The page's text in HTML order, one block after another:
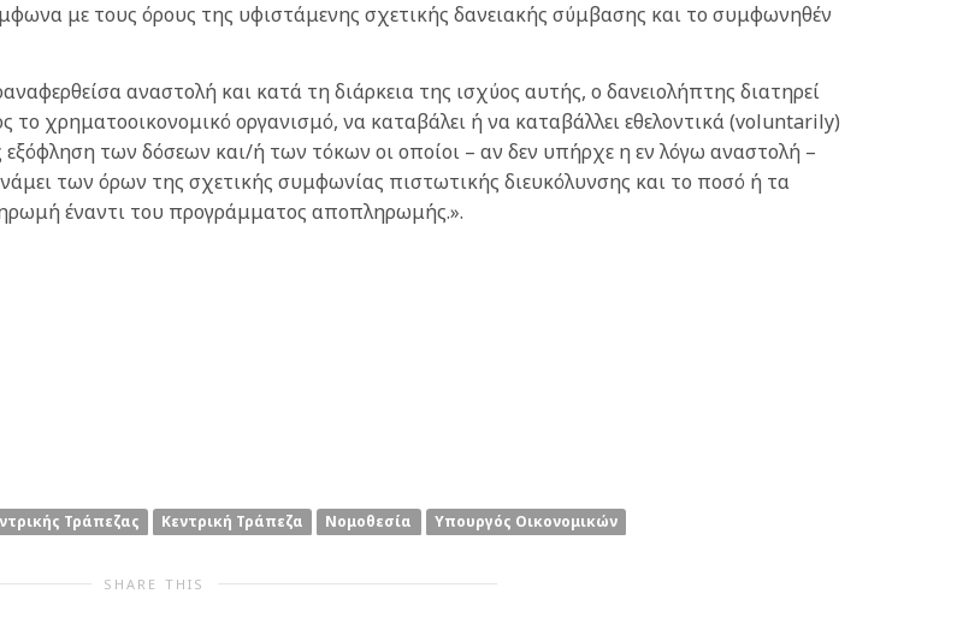
με τους όρους της υφιστάμενης σχετικής δανειακής σύμβασης και το συμφωνηθέν
αναστολή και κατά τη διάρκεια της ισχύος αυτής, ο δανειολήπτης διατηρεί
το χρηματοοικονομικό οργανισμό, να καταβάλει ή να καταβάλλει εθελοντικά (voluntarily)
των δόσεων και/ή των τόκων οι οποίοι – αν δεν υπήρχε η εν λόγω αναστολή –
των όρων της σχετικής συμφωνίας πιστωτικής διευκόλυνσης και το ποσό ή τα
έναντι του προγράμματος αποπληρωμής.».
Τράπεζας Κεντρική Τράπεζα Νομοθεσία Υπουργός Οικονομικών
SHARE THIS